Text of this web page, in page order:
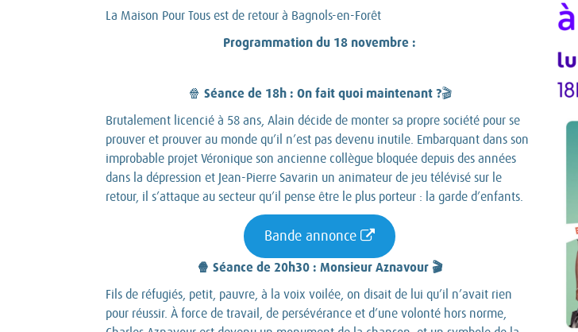
La Maison Pour Tous est de retour à Bagnols-en-Forêt
Programmation du 18 novembre :
🍿 Séance de 18h : On fait quoi maintenant ?🎬
Brutalement licencié à 58 ans, Alain décide de monter sa propre société pour se
prouver et prouver au monde qu’il n’est pas devenu inutile. Embarquant dans son
improbable projet Véronique son ancienne collègue bloquée depuis des années
dans la dépression et Jean-Pierre Savarin un animateur de jeu télévisé sur le
retour, il s’attaque au secteur qu’il pense être le plus porteur : la garde d’enfants.
Bande annonce
🍿 Séance de 20h30 : Monsieur Aznavour 🎬
Fils de réfugiés, petit, pauvre, à la voix voilée, on disait de lui qu’il n’avait rien
pour réussir. À force de travail, de persévérance et d’une volonté hors norme,